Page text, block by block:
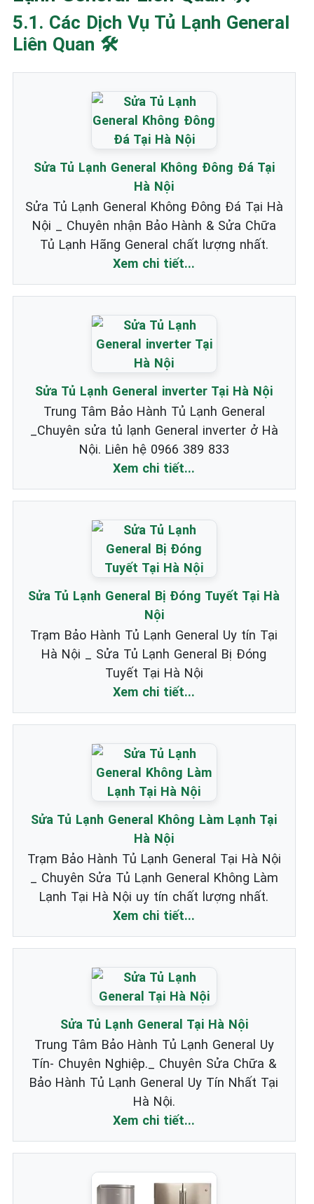
5.1. Các Dịch Vụ Tủ Lạnh General
Liên Quan 🛠️
Sửa Tủ Lạnh General Không Đông Đá Tại
Hà Nội
Sửa Tủ Lạnh General Không Đông Đá Tại Hà
Nội _ Chuyên nhận Bảo Hành & Sửa Chữa
Tủ Lạnh Hãng General chất lượng nhất.
Xem chi tiết...
Sửa Tủ Lạnh General inverter Tại Hà Nội
Trung Tâm Bảo Hành Tủ Lạnh General
_Chuyên sửa tủ lạnh General inverter ở Hà
Nội. Liên hệ 0966 389 833
Xem chi tiết...
Sửa Tủ Lạnh General Bị Đóng Tuyết Tại Hà
Nội
Trạm Bảo Hành Tủ Lạnh General Uy tín Tại
Hà Nội _ Sửa Tủ Lạnh General Bị Đóng
Tuyết Tại Hà Nội
Xem chi tiết...
Sửa Tủ Lạnh General Không Làm Lạnh Tại
Hà Nội
Trạm Bảo Hành Tủ Lạnh General Tại Hà Nội
_ Chuyên Sửa Tủ Lạnh General Không Làm
Lạnh Tại Hà Nội uy tín chất lượng nhất.
Xem chi tiết...
Sửa Tủ Lạnh General Tại Hà Nội
Trung Tâm Bảo Hành Tủ Lạnh General Uy
Tín- Chuyên Nghiệp._ Chuyên Sửa Chữa &
Bảo Hành Tủ Lạnh General Uy Tín Nhất Tại
Hà Nội.
Xem chi tiết...